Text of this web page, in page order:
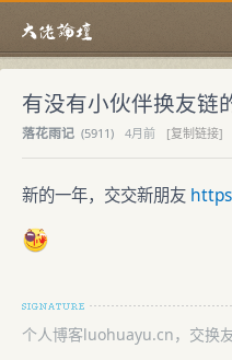
有没有小伙伴换友链
落花雨记 (5911) 4月前
[复制链接]
新的一年，交交新朋友